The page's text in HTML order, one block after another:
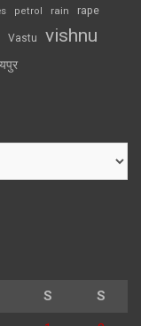
petrol rain rape
Vastu vishnu
S S